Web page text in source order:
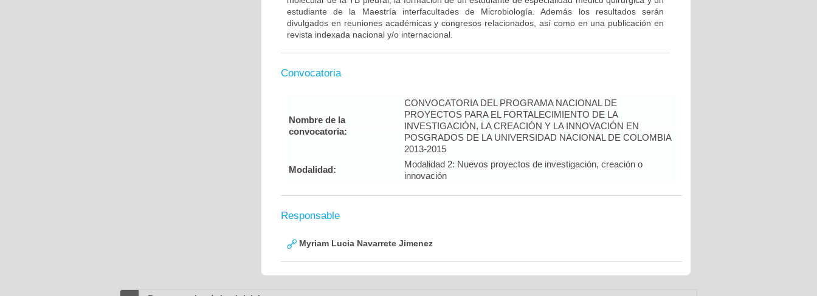
estudiante de la Maestría interfacultades de Microbiología. Además los resultados serán
divulgados en reuniones académicas y congresos relacionados, así como en una publicación en
revista indexada nacional y/o internacional.
Convocatoria
Nombre de la
convocatoria:
CONVOCATORIA DEL PROGRAMA NACIONAL DE
PROYECTOS PARA EL FORTALECIMIENTO DE LA
INVESTIGACIÓN, LA CREACIÓN Y LA INNOVACIÓN EN
POSGRADOS DE LA UNIVERSIDAD NACIONAL DE COLOMBIA
2013-2015
Modalidad:
Modalidad 2: Nuevos proyectos de investigación, creación o
innovación
Responsable
Myriam Lucia Navarrete Jimenez